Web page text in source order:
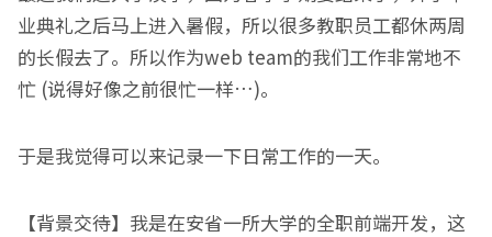
业典礼之后马上进入暑假，所以很多教职员工都休两周
的长假去了。所以作为web team的我们工作非常地不
忙 (说得好像之前很忙一样…)。
于是我觉得可以来记录一下日常工作的一天。
【背景交待】我是在安省一所大学的全职前端开发，这